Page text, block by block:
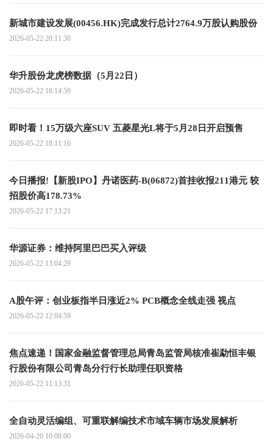
新城市建设发展(00456.HK)完成发行总计2764.9万股认购股份
2026-05-22 20:11:30
华升股份龙虎榜数据（5月22日）
2026-05-22 18:14:59
即时看！15万级六座SUV 五菱星光L将于5月28日开启预售
2026-05-22 18:11:16
今日播报!【新股IPO】丹诺医药-B(06872)首挂收报211港元 较
招股价高178.73%
2026-05-22 17:13:21
华源证券：维持阿里巴巴买入评级
2026-05-22 13:04:29
A股午评：创业板指半日涨近2% PCB概念全线走强 视点
2026-05-22 12:04:59
焦点速递！国家金融监督管理总局青岛监管局核准崔勐恒丰银
行股份有限公司青岛分行行长助理任职资格
2026-05-22 11:13:31
全自动灵活编组、可重联解编技术市域车辆市场发展解析
2026-04-20 10:08:00